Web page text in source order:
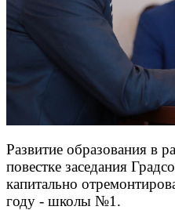
Развитие образования в
повестке заседания
капитально
году - школы №1.